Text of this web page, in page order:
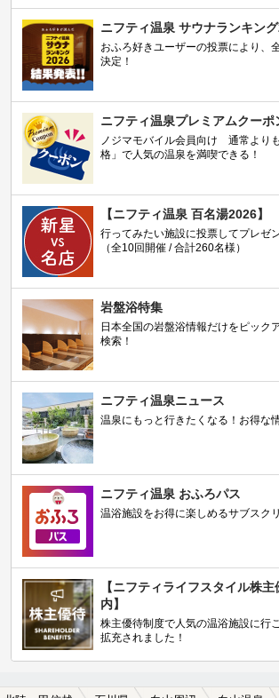
ニフティ温泉 サウナランキン
おふろ好きユーザーの投票により、
決定！
ニフティ温泉プレミアムクーポ
ノジマモバイル会員向け 通常より
格」で人気の温泉を満喫できる！
【ニフティ温泉 百名湯2026】
行ってみたい施設に投票してプレゼ
（全10回開催 / 合計260名様）
岩盤浴特集
日本全国の岩盤浴情報だけをピック
検索！
ニフティ温泉ニュース
温泉にもっと行きたくなる！お得な
ニフティ温泉 おふろパス
温浴施設をお得に楽しめるサブスク
【ニフティライフスタイル株
内】
株主優待制度で人気の温浴施設に行
拡充されました！